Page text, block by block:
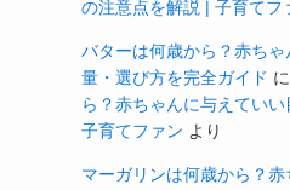
の注意点を解説 | 子育てフ
バターは何歳から？赤ちゃ
量・選び方を完全ガイド に
ら？赤ちゃんに与えてい
子育てファン より
マーガリンは何歳から？